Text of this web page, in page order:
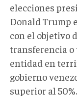
elecciones
Donald Trump
con el objetivo
transferencia o
entidad en
gobierno
superior al 50%.